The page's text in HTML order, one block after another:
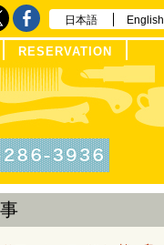
日本語 English
RESERVATION